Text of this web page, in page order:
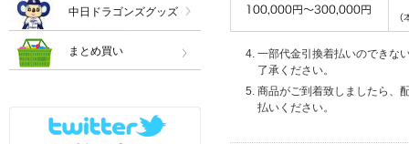
一部代金引換着払いのできな
了承ください。
商品がご到着致しましたら、
払いください。
中日ドラゴンズグッズ
まとめ買い